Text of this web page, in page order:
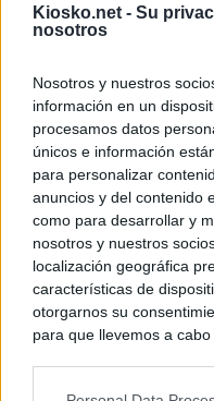
Kiosko.net - Su
nosotros
Nosotros y nuestros
información en un
procesamos datos
únicos e información
para personalizar
anuncios y del contenido
como para desarrollar y
nosotros y nuestros
localización geográfica
características de
otorgarnos su
para que llevemos a